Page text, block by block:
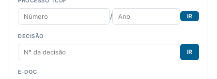
/ IR
DECISÃO
IR
E-DOC